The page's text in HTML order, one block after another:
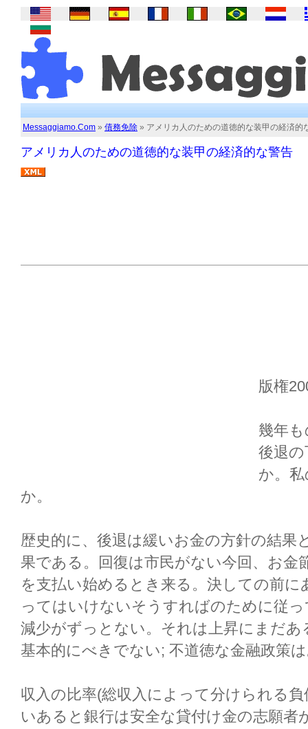
Messaggiamo.Com » 債務免除 » アメリカ人のための道徳的な装甲の経済的
アメリカ人のための道徳的な装甲の経済的な警告
版権
幾年
後退
か。
か。
歴史的に、後退は緩いお金の方針の結果
果である。回復は市民がない今回、お金
を支払い始めるとき来る。決しての前
ってはいけないそうすればのために従
減少がずっとない。それは上昇にまだ
基本的にべきでない; 不道徳な金融政策
収入の比率(総収入によって分けられる
いあると銀行は安全な貸付け金の志願